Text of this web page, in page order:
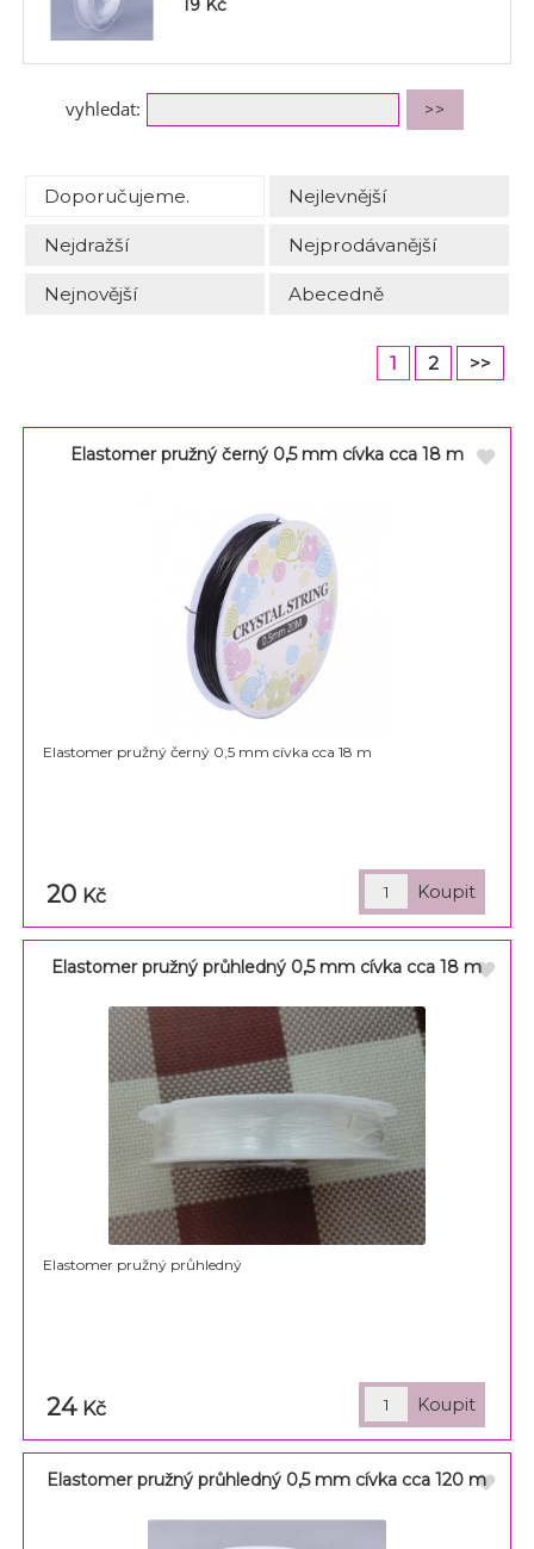
19 Kč
vyhledat:
Doporučujeme. Nejlevnější
Nejdražší Nejprodávanější
Nejnovější Abecedně
1 2 >>
Elastomer pružný černý 0,5 mm cívka cca 18 m
Elastomer pružný černý 0,5 mm cívka cca 18 m
20 Kč
Elastomer pružný průhledný 0,5 mm cívka cca 18 m
Elastomer pružný průhledný
24 Kč
Elastomer pružný průhledný 0,5 mm cívka cca 120 m